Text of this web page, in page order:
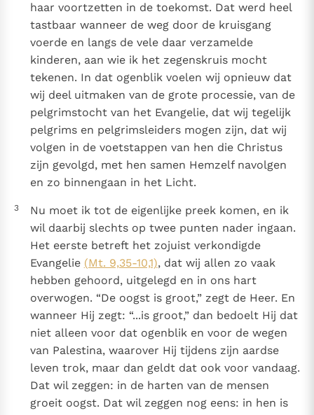
haar voortzetten in de toekomst. Dat werd heel
tastbaar wanneer de weg door de kruisgang
voerde en langs de vele daar verzamelde
kinderen, aan wie ik het zegenskruis mocht
tekenen. In dat ogenblik voelen wij opnieuw dat
wij deel uitmaken van de grote processie, van de
pelgrimstocht van het Evangelie, dat wij tegelijk
pelgrims en pelgrimsleiders mogen zijn, dat wij
volgen in de voetstappen van hen die Christus
zijn gevolgd, met hen samen Hemzelf navolgen
en zo binnengaan in het Licht.
3
Nu moet ik tot de eigenlijke preek komen, en ik
wil daarbij slechts op twee punten nader ingaan.
Het eerste betreft het zojuist verkondigde
Evangelie (Mt. 9,35-10,1), dat wij allen zo vaak
hebben gehoord, uitgelegd en in ons hart
overwogen. “De oogst is groot,” zegt de Heer. En
wanneer Hij zegt: “...is groot,” dan bedoelt Hij dat
niet alleen voor dat ogenblik en voor de wegen
van Palestina, waarover Hij tijdens zijn aardse
leven trok, maar dan geldt dat ook voor vandaag.
Dat wil zeggen: in de harten van de mensen
groeit oogst. Dat wil zeggen nog eens: in hen is